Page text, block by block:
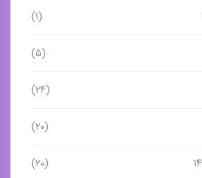
(۱)
(۵)
(۲۴)
(۲۰)
(۲۰)